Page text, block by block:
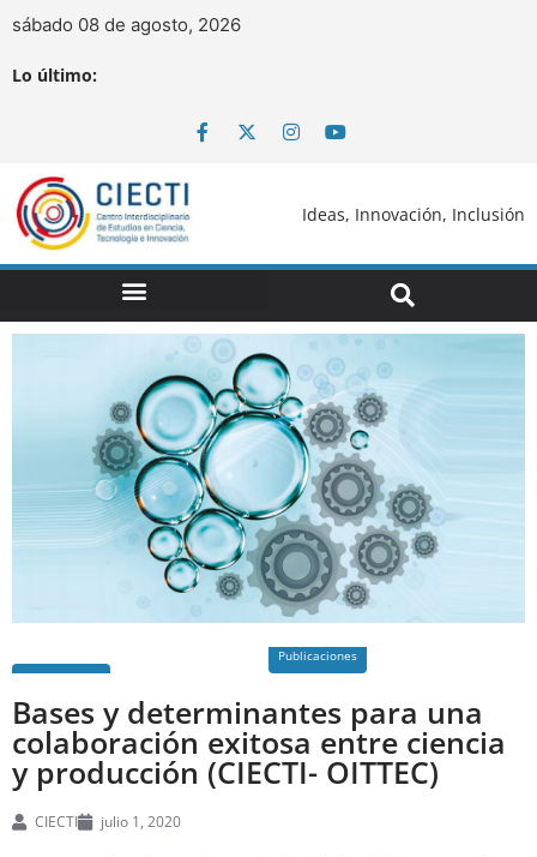
sábado 08 de agosto, 2026
Lo último:
Ideas, Innovación, Inclusión
Publicaciones
Bases y determinantes para una
colaboración exitosa entre ciencia
y producción (CIECTI- OITTEC)
CIECTI julio 1, 2020